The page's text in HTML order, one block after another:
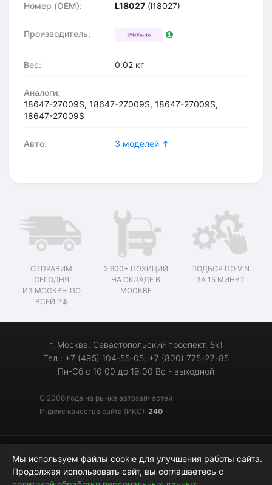
Номер (OEM): L18027 (l18027)
Производитель:
Вес: 0.02 кг
Аналоги:
18647-27009S, 18647-27009S, 18647-27009S,
18647-27009S
Авто: 3 моделей ↑
ОТПРАВИМ
СЕГОДНЯ
ИЗ МОСКВЫ ПО
ВСЕЙ РФ
2 600+ ПОЗИЦИЙ
НА СКЛАДЕ В
МОСКВЕ
ПОДБОР ПО VIN
ЗА 15 МИНУТ
г. Москва, Севастопольский проспект, 5к1
Тел.: +7 (495) 104-55-05, +7 (800) 775-27-85
Пн-Сб с 10:00 до 19:00 Вс - выходной
С 2006 года на рынке автозапчастей
Индекс качества сайта (ИКС): 240
Мы используем файлы cookie для улучшения работы сайта.
Продолжая использовать сайт, вы соглашаетесь с